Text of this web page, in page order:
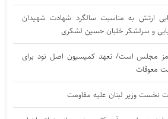
ارتش به مناسبت سالگرد شهادت شهیدان
و سرلشکر خلبان حسین لشکری
مجلس است/ تعهد کمیسیون اصل نود برای
معوقات
نخست‌ وزیر لبنان علیه مقاومت